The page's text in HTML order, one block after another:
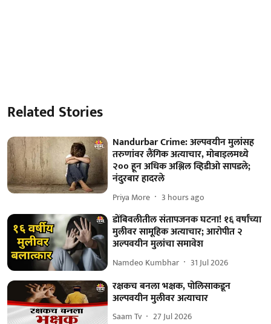
Related Stories
Nandurbar Crime: अल्पवयीन मुलांसह
तरुणांवर लैंगिक अत्याचार, मोबाइलमध्ये
२०० हून अधिक अश्लिल व्हिडीओ सापडले;
नंदुरबार हादरले
Priya More 3 hours ago
डोंबिवलीतील संतापजनक घटना! १६ वर्षांच्या
मुलीवर सामूहिक अत्याचार; आरोपीत २
अल्पवयीन मुलांचा समावेश
Namdeo Kumbhar 31 Jul 2026
रक्षकच बनला भक्षक, पोलिसाकडून
अल्पवयीन मुलीवर अत्याचार
Saam Tv 27 Jul 2026